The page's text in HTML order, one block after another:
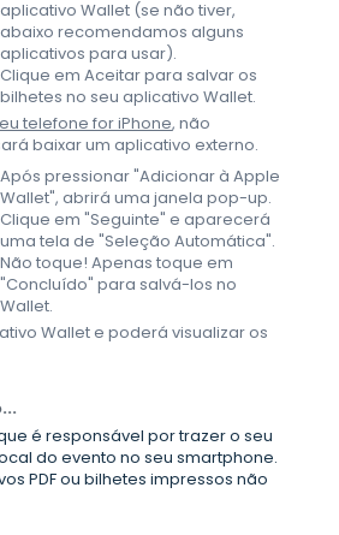
aplicativo Wallet (se não tiver,
abaixo recomendamos alguns
aplicativos para usar).
Clique em Aceitar para salvar os
bilhetes no seu aplicativo Wallet.
telefone for iPhone, não
baixar um aplicativo externo.
Após pressionar "Adicionar à Apple
Wallet", abrirá uma janela pop-up.
Clique em "Seguinte" e aparecerá
uma tela de "Seleção Automática".
Não toque! Apenas toque em
"Concluído" para salvá-los no
Wallet.
Wallet e poderá visualizar os
é responsável por trazer o seu
do evento no seu smartphone.
PDF ou bilhetes impressos não